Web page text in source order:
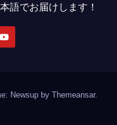
語でお届けします！
Newsup by Themeansar.